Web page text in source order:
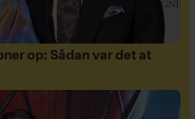
op: Sådan var det at